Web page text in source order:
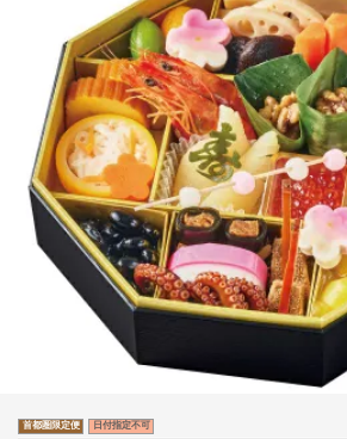
首都圏限定便 日付指定不可